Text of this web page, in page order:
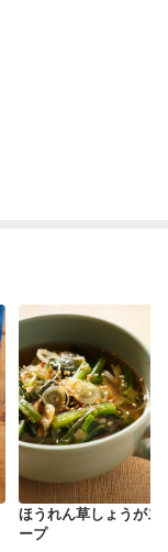
ほうれん草しょうがス
ープ